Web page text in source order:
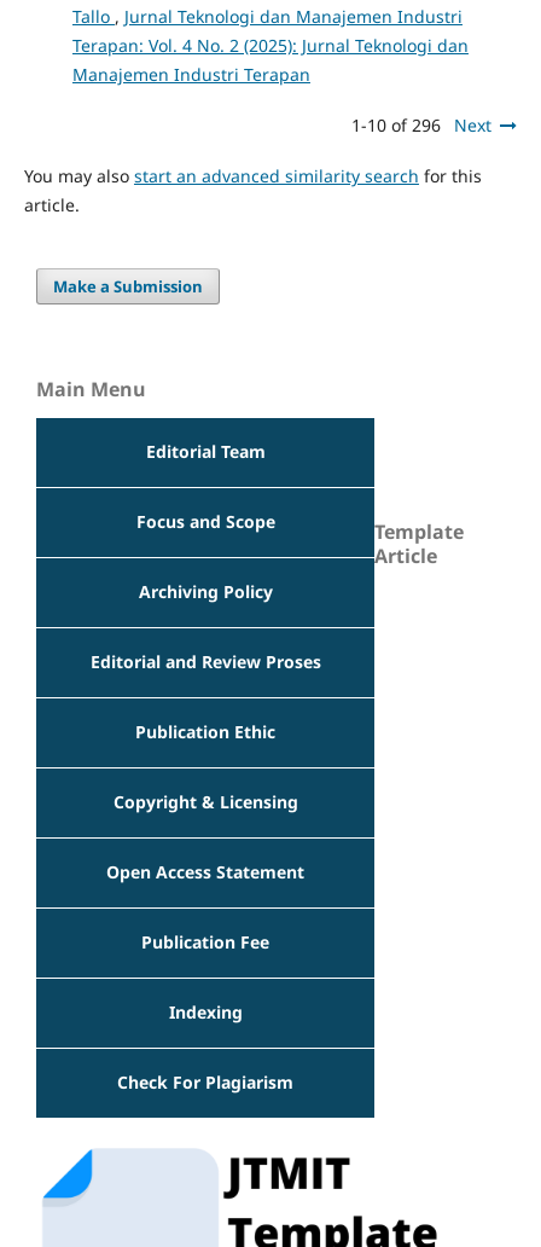
Tallo , Jurnal Teknologi dan Manajemen Industri
Terapan: Vol. 4 No. 2 (2025): Jurnal Teknologi dan
Manajemen Industri Terapan
1-10 of 296 Next
You may also start an advanced similarity search for this
article.
Make a Submission
Main Menu
Editorial Team
Focus and Scope
Archiving Policy
Editorial and Review Proses
Publication Ethic
Copyright & Licensing
Open Access Statement
Publication Fee
Indexing
Check For Plagiarism
Template
Article